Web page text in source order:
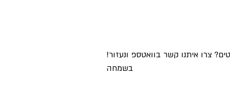
!מתלבטים? צרו איתנו קשר בוואטספ ונעזור
בשמחה